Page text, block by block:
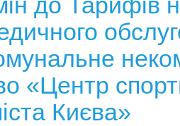
«Центр
Києва»